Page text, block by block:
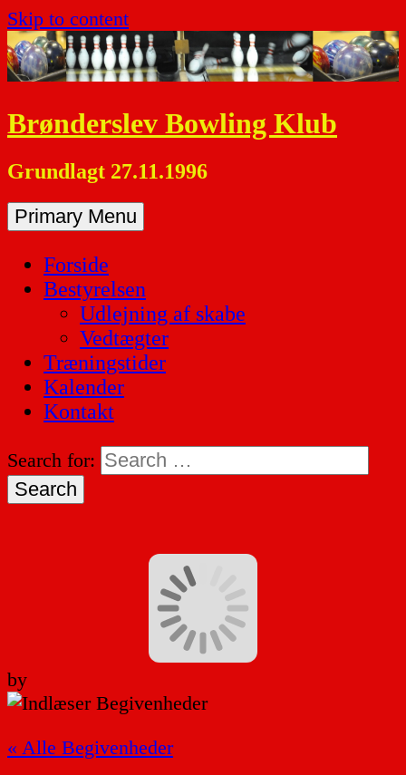
Skip to content
Brønderslev Bowling Klub
Grundlagt 27.11.1996
Primary Menu
Forside
Bestyrelsen
Udlejning af skabe
Vedtægter
Træningstider
Kalender
Kontakt
Search for:
by
« Alle Begivenheder